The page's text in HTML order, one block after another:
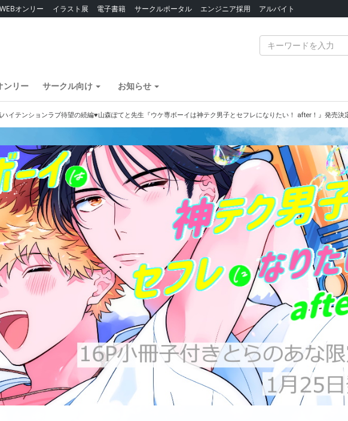
WEBオンリー イラスト展 電子書籍 サークルポータル エンジニア採用 アルバイト
ンリー サークル向け お知らせ
ハイテンションラブ待望の続編♥山森ぽてと先生『ウケ専ボーイは神テク男子とセフレになりたい！ after！』発売決